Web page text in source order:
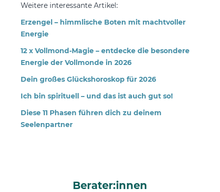
Weitere interessante Artikel:
Erzengel – himmlische Boten mit machtvoller
Energie
12 x Vollmond-Magie – entdecke die besondere
Energie der Vollmonde in 2026
Dein großes Glückshoroskop für 2026
Ich bin spirituell – und das ist auch gut so!
Diese 11 Phasen führen dich zu deinem
Seelenpartner
Berater:innen